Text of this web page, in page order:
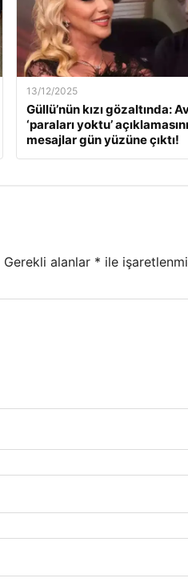
13/12/2025
Güllü’nün kızı gözaltında:
‘paraları yoktu’
mesajlar gün yüzüne çıktı!
Gerekli alanlar * ile